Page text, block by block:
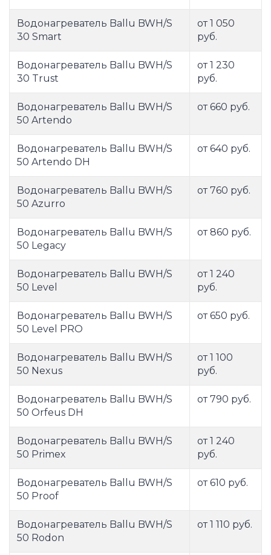
Водонагреватель Ballu BWH/S
30 Smart
от 1 050
руб.
Водонагреватель Ballu BWH/S
30 Trust
от 1 230
руб.
Водонагреватель Ballu BWH/S
50 Artendo
от 660 руб.
Водонагреватель Ballu BWH/S
50 Artendo DH
от 640 руб.
Водонагреватель Ballu BWH/S
50 Azurro
от 760 руб.
Водонагреватель Ballu BWH/S
50 Legacy
от 860 руб.
Водонагреватель Ballu BWH/S
50 Level
от 1 240
руб.
Водонагреватель Ballu BWH/S
50 Level PRO
от 650 руб.
Водонагреватель Ballu BWH/S
50 Nexus
от 1 100
руб.
Водонагреватель Ballu BWH/S
50 Orfeus DH
от 790 руб.
Водонагреватель Ballu BWH/S
50 Primex
от 1 240
руб.
Водонагреватель Ballu BWH/S
50 Proof
от 610 руб.
Водонагреватель Ballu BWH/S
50 Rodon
от 1 110 руб.